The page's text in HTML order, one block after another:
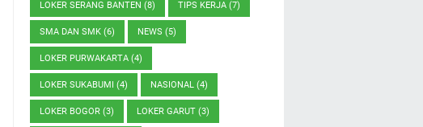
LOKER SERANG BANTEN (8) TIPS KERJA (7)
SMA DAN SMK (6) NEWS (5)
LOKER PURWAKARTA (4)
LOKER SUKABUMI (4) NASIONAL (4)
LOKER BOGOR (3) LOKER GARUT (3)